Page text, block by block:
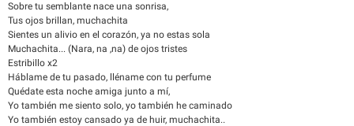
Sobre tu semblante nace una sonrisa,
Tus ojos brillan, muchachita
Sientes un alivio en el corazón, ya no estas sola
Muchachita... (Nara, na ,na) de ojos tristes
Estribillo x2
Háblame de tu pasado, lléname con tu perfume
Quédate esta noche amiga junto a mí,
Yo también me siento solo, yo también he caminado
Yo también estoy cansado ya de huir, muchachita..